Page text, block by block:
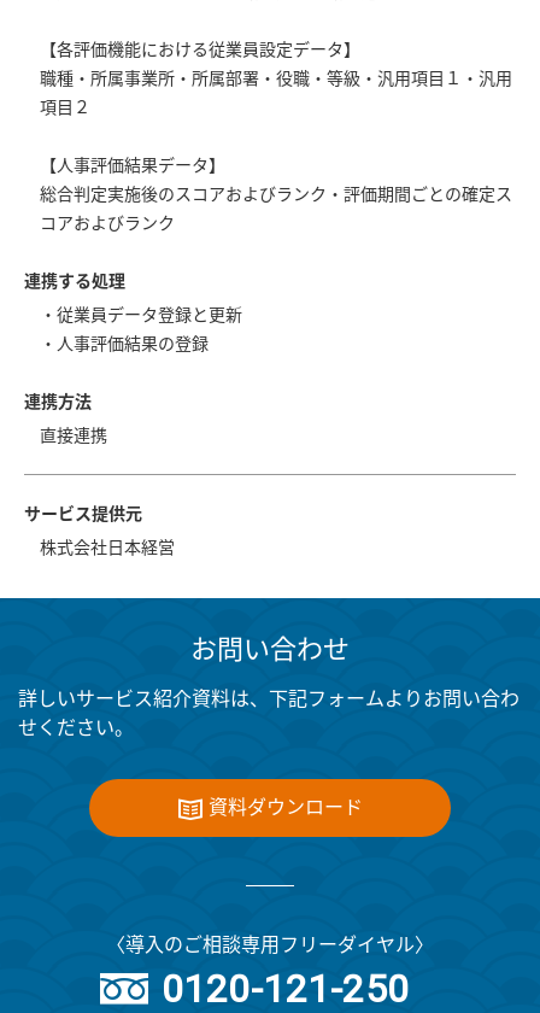
【各評価機能における従業員設定データ】
職種・所属事業所・所属部署・役職・等級・汎用項目１・汎用
項目２
【人事評価結果データ】
総合判定実施後のスコアおよびランク・評価期間ごとの確定ス
コアおよびランク
連携する処理
・従業員データ登録と更新
・人事評価結果の登録
連携方法
直接連携
サービス提供元
株式会社日本経営
お問い合わせ
詳しいサービス紹介資料は、下記フォームよりお問い合わ
せください。
資料ダウンロード
〈導入のご相談専用フリーダイヤル〉
0120-121-250